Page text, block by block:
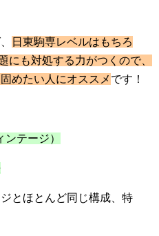
日東駒専レベルはもちろ
にも対処する力がつくので、
めたい人にオススメ です！
テージ）
とほとんど同じ構成、特